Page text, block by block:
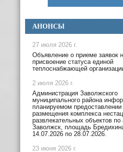
АНОНСЫ
27 июля 2026 г.
Объявление о приеме заявок
присвоение статуса единой
теплоснабжающей
2 июля 2026 г.
Администрация Заволжского
муниципального района
планируемом
размещения комплекса
развлекательных объектов по
Заволжск, площадь
14.07.2026 по 28.07.2026.
23 июня 2026 г.